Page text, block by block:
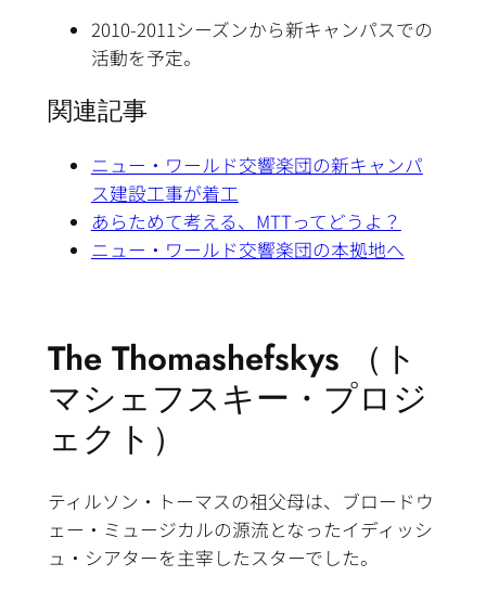
2010-2011シーズンから新キャンパスでの
活動を予定。
関連記事
ニュー・ワールド交響楽団の新キャンパ
ス建設工事が着工
あらためて考える、MTTってどうよ？
ニュー・ワールド交響楽団の本拠地へ
The Thomashefskys （ト
マシェフスキー・プロジ
ェクト）
ティルソン・トーマスの祖父母は、ブロードウ
ェー・ミュージカルの源流となったイディッシ
ュ・シアターを主宰したスターでした。